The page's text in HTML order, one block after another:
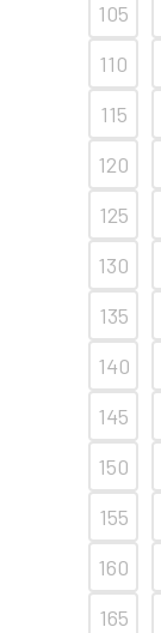
105
110
115
120
125
130
135
140
145
150
155
160
165